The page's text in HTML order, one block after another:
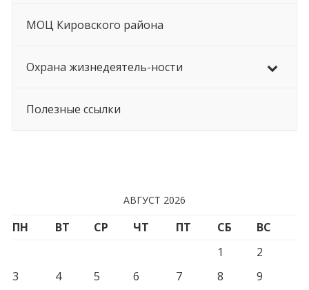
МОЦ Кировского района
Охрана жизнедеятель-ности
Полезные ссылки
АВГУСТ 2026
ПН ВТ СР ЧТ ПТ СБ
ВС
1
2
3
4 5 6 7 8
9